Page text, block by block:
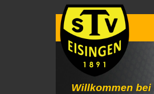
Willkommen